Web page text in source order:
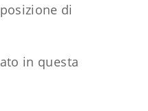
di
in questa